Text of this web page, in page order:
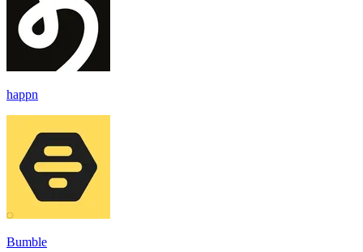
happn
Bumble